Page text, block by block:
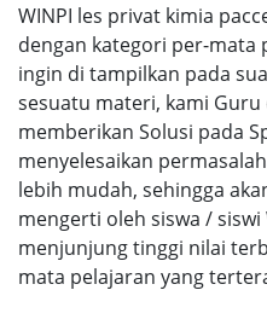
WINPI les privat kimia
dengan kategori per-mata
ingin di tampilkan pada
sesuatu materi, kami
memberikan Solusi pada
menyelesaikan
lebih mudah, sehingga
mengerti oleh siswa /
menjunjung tinggi nilai
mata pelajaran yang